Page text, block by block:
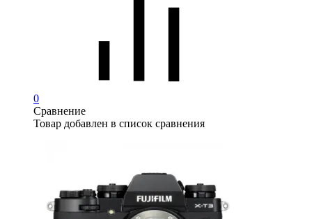
0
Сравнение
Товар добавлен в список сравнения